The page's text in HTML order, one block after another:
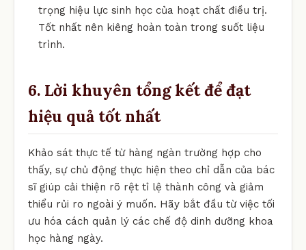
trọng hiệu lực sinh học của hoạt chất điều trị.
Tốt nhất nên kiêng hoàn toàn trong suốt liệu
trình.
6. Lời khuyên tổng kết để đạt
hiệu quả tốt nhất
Khảo sát thực tế từ hàng ngàn trường hợp cho
thấy, sự chủ động thực hiện theo chỉ dẫn của bác
sĩ giúp cải thiện rõ rệt tỉ lệ thành công và giảm
thiểu rủi ro ngoài ý muốn. Hãy bắt đầu từ việc tối
ưu hóa cách quản lý các chế độ dinh dưỡng khoa
học hàng ngày.